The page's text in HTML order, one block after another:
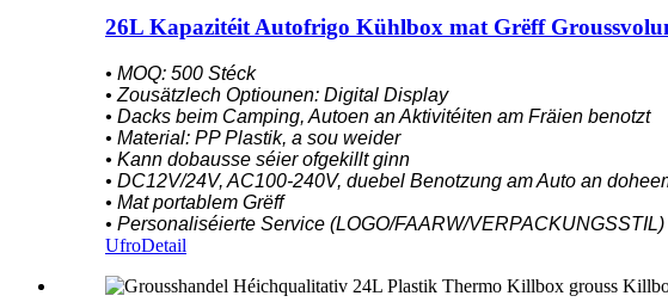
26L Kapazitéit Autofrigo Kühlbox mat Grëff
• MOQ: 500 Stéck
• Zousätzlech Optiounen: Digital Display
• Dacks beim Camping, Autoen an Aktivitéiten am Fräien benotzt
• Material: PP Plastik, a sou weider
• Kann dobausse séier ofgekillt ginn
• DC12V/24V, AC100-240V, duebel Benotzung am Auto an
• Mat portablem Grëff
• Personaliséierte Service (LOGO/FAARW/VERPACKUNGSSTIL)
UfroDetail